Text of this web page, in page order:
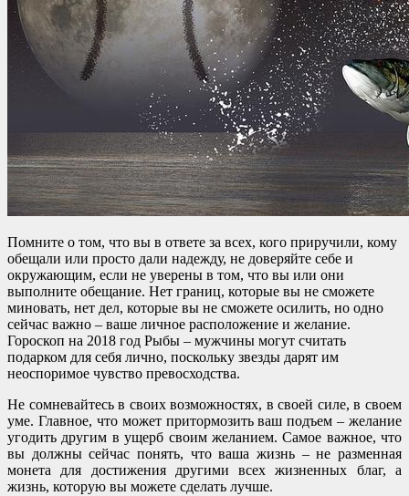
Помните о том, что вы в ответе за всех, кого приручили, кому
обещали или просто дали надежду, не доверяйте себе и
окружающим, если не уверены в том, что вы или они
выполните обещание. Нет границ, которые вы не сможете
миновать, нет дел, которые вы не сможете осилить, но одно
сейчас важно – ваше личное расположение и желание.
Гороскоп на 2018 год Рыбы – мужчины могут считать
подарком для себя лично, поскольку звезды дарят им
неоспоримое чувство превосходства.
Не сомневайтесь в своих возможностях, в своей силе, в своем
уме. Главное, что может притормозить ваш подъем – желание
угодить другим в ущерб своим желанием. Самое важное, что
вы должны сейчас понять, что ваша жизнь – не разменная
монета для достижения другими всех жизненных благ, а
жизнь, которую вы можете сделать лучше.